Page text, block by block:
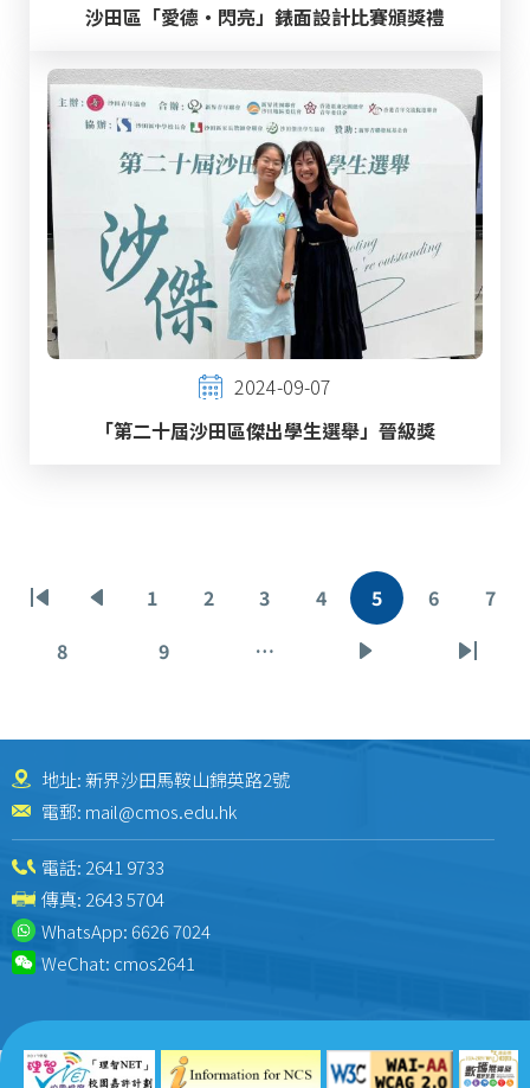
沙田區「愛德‧閃亮」錶面設計比賽頒獎禮
2024-09-07
「第二十屆沙田區傑出學生選舉」晉級獎
Pagination
First
page
PreviousPage
1
Page
2
Page
3
Page
4
Current
5
Page
6 7
Page
8
Page
9 …
Last
地址: 新界沙田馬鞍山錦英路2號
電郵: mail@cmos.edu.hk
電話: 2641 9733
傳真: 2643 5704
WhatsApp:6626 7024
WeChat: cmos2641